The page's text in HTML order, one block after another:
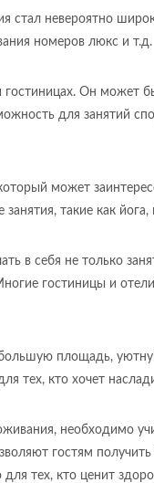
стал невероятно
номеров люкс и т.д.
гостиницах. Он
для занятий
может
такие как йога,
в себя не только
гостиницы и
площадь,
тех, кто хочет
необходимо
гостям
тех, кто ценит